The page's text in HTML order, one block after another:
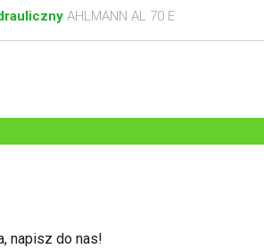
AHLMANN AL 70 E
napisz do nas!